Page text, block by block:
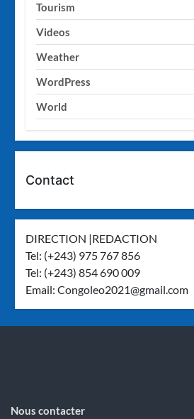
Tourism
Videos
Weather
WordPress
World
Contact
DIRECTION |REDACTION
Tel: (+243) 975 767 856
Tel: (+243) 854 690 009
Email:Congoleo2021@gmail.com
Nous contacter